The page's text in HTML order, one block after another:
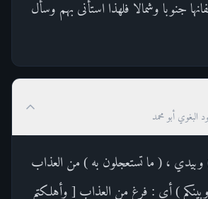
جنوبا وشمالا فلهذا استأنى بهم وسأل
البغوي أبو محمد
، ( ما تستعجلون به ) من العذاب
) أي : فرغ من العذاب [ وأهلكتم